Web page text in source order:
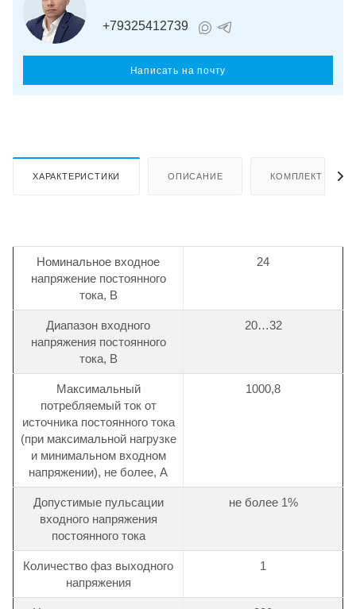
+79325412739
Написать на почту
ХАРАКТЕРИСТИКИ ОПИСАНИЕ КОМПЛЕКТ
Номинальное входное
напряжение постоянного
тока, В
24
Диапазон входного
напряжения постоянного
тока, В
20…32
Максимальный
потребляемый ток от
источника постоянного тока
(при максимальной нагрузке
и минимальном входном
напряжении), не более, А
1000,8
Допустимые пульсации
входного напряжения
постоянного тока
не более 1%
Количество фаз выходного
напряжения
1